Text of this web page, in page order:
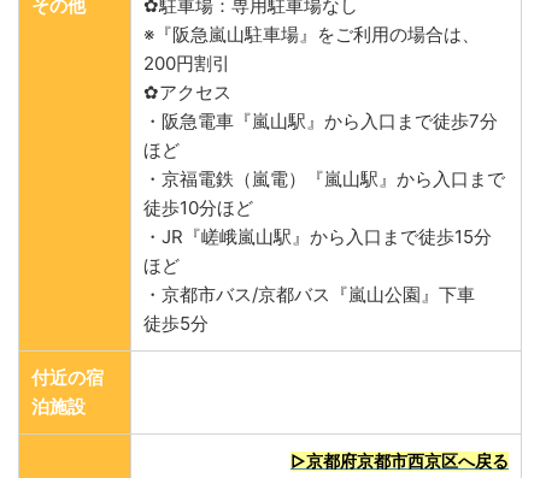
その他
✿駐車場：専用駐車場なし
※『阪急嵐山駐車場』をご利用の場合は、
200円割引
✿アクセス
・阪急電車『嵐山駅』から入口まで徒歩7分
ほど
・京福電鉄（嵐電）『嵐山駅』から入口まで
徒歩10分ほど
・JR『嵯峨嵐山駅』から入口まで徒歩15分
ほど
・京都市バス/京都バス『嵐山公園』下車
徒歩5分
付近の宿
泊施設
▷京都府京都市西京区へ戻る